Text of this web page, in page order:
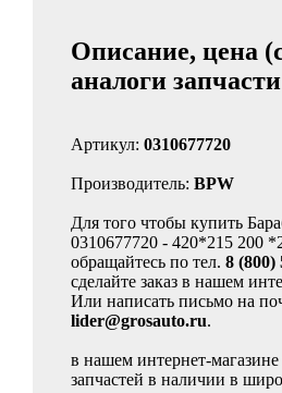
Описание, цена
аналоги запчасти
Артикул: 0310677720
Производитель: BPW
Для того чтобы купить
0310677720 - 420*215 200
обращайтесь по тел. 8 (800)
сделайте заказ в нашем
Или написать письмо на
lider@grosauto.ru.
в нашем интернет-
запчастей в наличии в